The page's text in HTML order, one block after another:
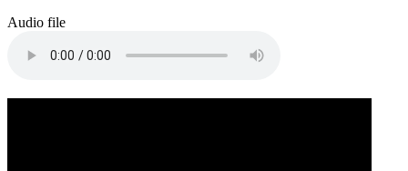
Audio file